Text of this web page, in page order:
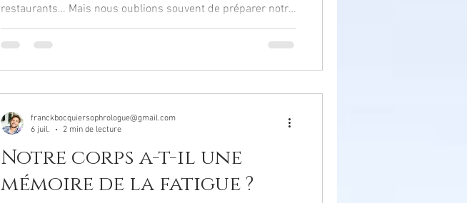
restaurants… Mais nous oublions souvent de préparer notre
état intérieur."
Notre corps a-t-il une
mémoire de la fatigue ?
franckbocquiersophrologue@gmail.com
6 juil.
2 min de lecture